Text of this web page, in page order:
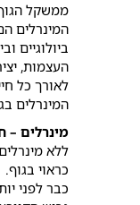
ממשקל
המינרלים
ביולוגיים
העצמות,
לאורך כל
המינרלים
מינרלים –
ללא
כראוי בגוף.
כבר לפני